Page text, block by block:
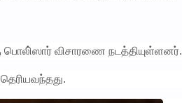
பொலி்ஸார் விசாரணை நடத்தியுள்ளனர்.